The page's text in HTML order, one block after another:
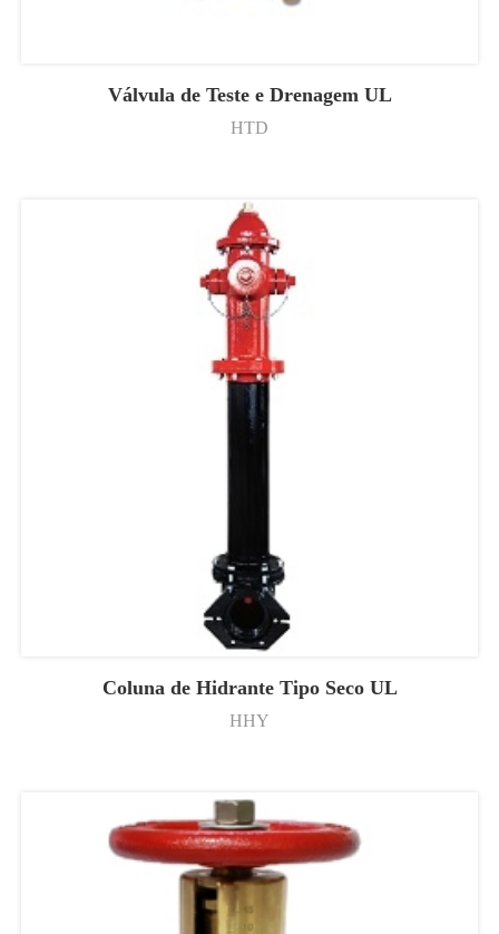
Válvula de Teste e Drenagem UL
HTD
Coluna de Hidrante Tipo Seco UL
HHY